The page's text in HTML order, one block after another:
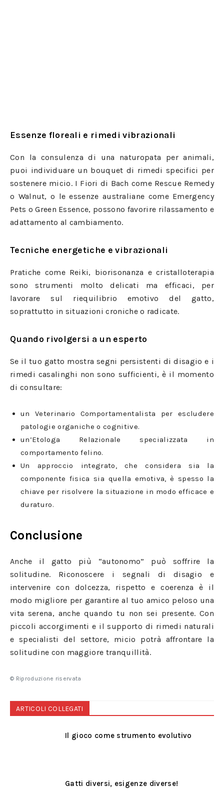
Essenze floreali e rimedi vibrazionali
Con la consulenza di una naturopata per animali,
puoi individuare un bouquet di rimedi specifici per
sostenere micio. I Fiori di Bach come Rescue Remedy
o Walnut, o le essenze australiane come Emergency
Pets o Green Essence, possono favorire rilassamento e
adattamento al cambiamento.
Tecniche energetiche e vibrazionali
Pratiche come Reiki, biorisonanza e cristalloterapia
sono strumenti molto delicati ma efficaci, per
lavorare sul riequilibrio emotivo del gatto,
soprattutto in situazioni croniche o radicate.
Quando rivolgersi a un esperto
Se il tuo gatto mostra segni persistenti di disagio e i
rimedi casalinghi non sono sufficienti, è il momento
di consultare:
un Veterinario Comportamentalista per escludere
patologie organiche o cognitive.
un’Etologa Relazionale specializzata in
comportamento felino.
Un approccio integrato, che considera sia la
componente fisica sia quella emotiva, è spesso la
chiave per risolvere la situazione in modo efficace e
duraturo.
Conclusione
Anche il gatto più “autonomo” può soffrire la
solitudine. Riconoscere i segnali di disagio e
intervenire con dolcezza, rispetto e coerenza è il
modo migliore per garantire al tuo amico peloso una
vita serena, anche quando tu non sei presente. Con
piccoli accorgimenti e il supporto di rimedi naturali
e specialisti del settore, micio potrà affrontare la
solitudine con maggiore tranquillità.
© Riproduzione riservata
ARTICOLI COLLEGATI
Il gioco come strumento evolutivo
Gatti diversi, esigenze diverse!